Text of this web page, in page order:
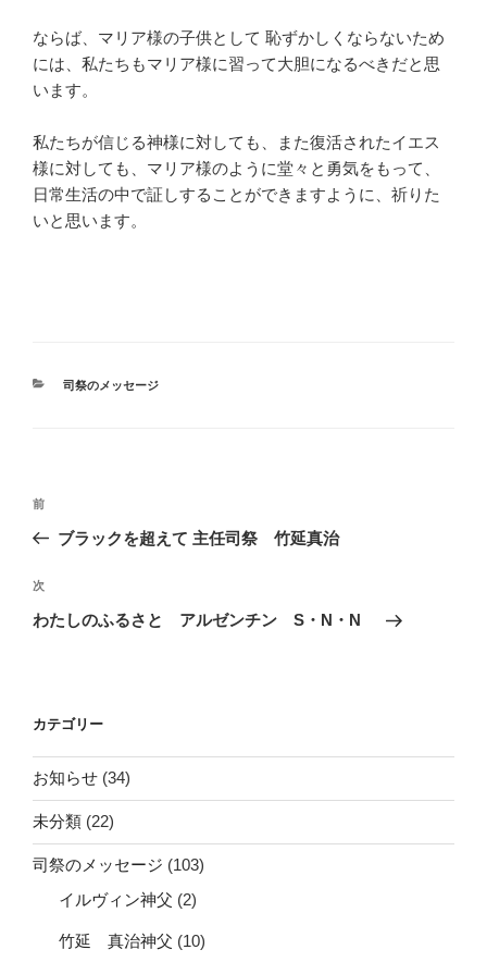
ならば、マリア様の子供として 恥ずかしくならないため
には、私たちもマリア様に習って大胆になるべきだと思
います。
私たちが信じる神様に対しても、また復活されたイエス
様に対しても、マリア様のように堂々と勇気をもって、
日常生活の中で証しすることができますように、祈りた
いと思います。
カ
司祭のメッセージ
投
ビ
ゲ
ン
前
の
稿
前
ブラックを超えて 主任司祭 竹延真治
次
の
次
わたしのふるさと アルゼンチン S・N・N
カテゴリー
お知らせ (34)
未分類 (22)
司祭のメッセージ (103)
イルヴィン神父 (2)
竹延 真治神父 (10)